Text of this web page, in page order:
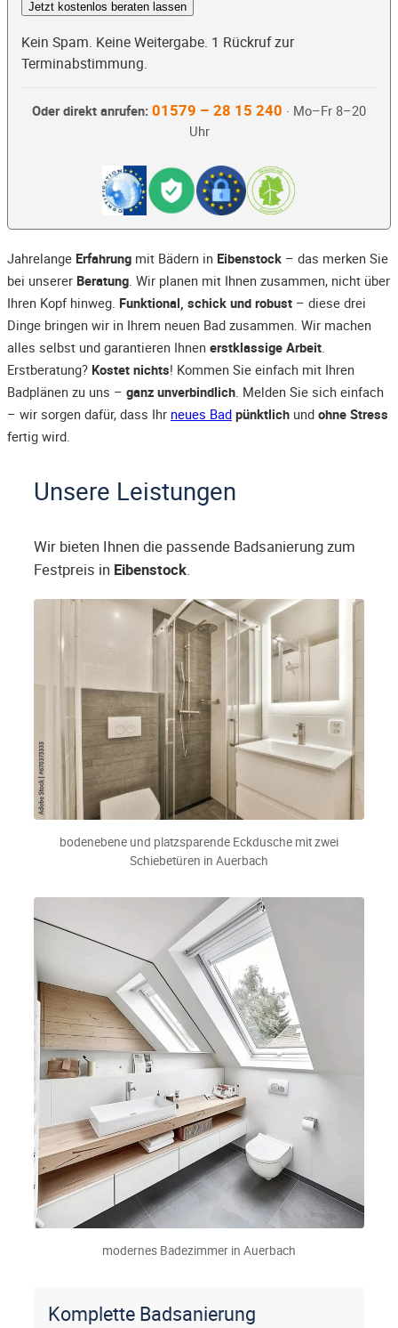
Jetzt kostenlos beraten lassen
Kein Spam. Keine Weitergabe. 1 Rückruf zur
Terminabstimmung.
Oder direkt anrufen: 01579 – 28 15 240 · Mo–Fr 8–20
Uhr
Jahrelange Erfahrung mit Bädern in Eibenstock – das merken Sie
bei unserer Beratung. Wir planen mit Ihnen zusammen, nicht über
Ihren Kopf hinweg. Funktional, schick und robust – diese drei
Dinge bringen wir in Ihrem neuen Bad zusammen. Wir machen
alles selbst und garantieren Ihnen erstklassige Arbeit.
Erstberatung? Kostet nichts! Kommen Sie einfach mit Ihren
Badplänen zu uns – ganz unverbindlich. Melden Sie sich einfach
– wir sorgen dafür, dass Ihr neues Bad pünktlich und ohne Stress
fertig wird.
Unsere Leistungen
Wir bieten Ihnen die passende Badsanierung zum
Festpreis in Eibenstock.
bodenebene und platzsparende Eckdusche mit zwei
Schiebetüren in Auerbach
modernes Badezimmer in Auerbach
Komplette Badsanierung